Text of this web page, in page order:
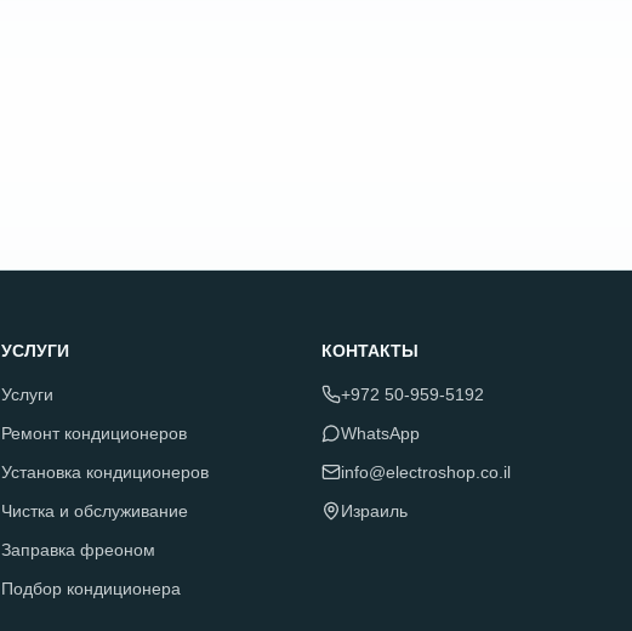
УСЛУГИ
Услуги
Ремонт кондиционеров
Установка кондиционеров
Чистка и обслуживание
Заправка фреоном
Подбор кондиционера
КОНТАКТЫ
+972 50-959-5192
WhatsApp
info@electroshop.co.il
Израиль